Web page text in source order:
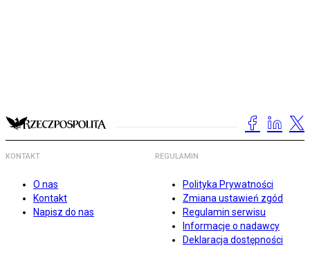
KONTAKT
O nas
Kontakt
Napisz do nas
REGULAMIN
Polityka Prywatności
Zmiana ustawień zgód
Regulamin serwisu
Informacje o nadawcy
Deklaracja dostępności